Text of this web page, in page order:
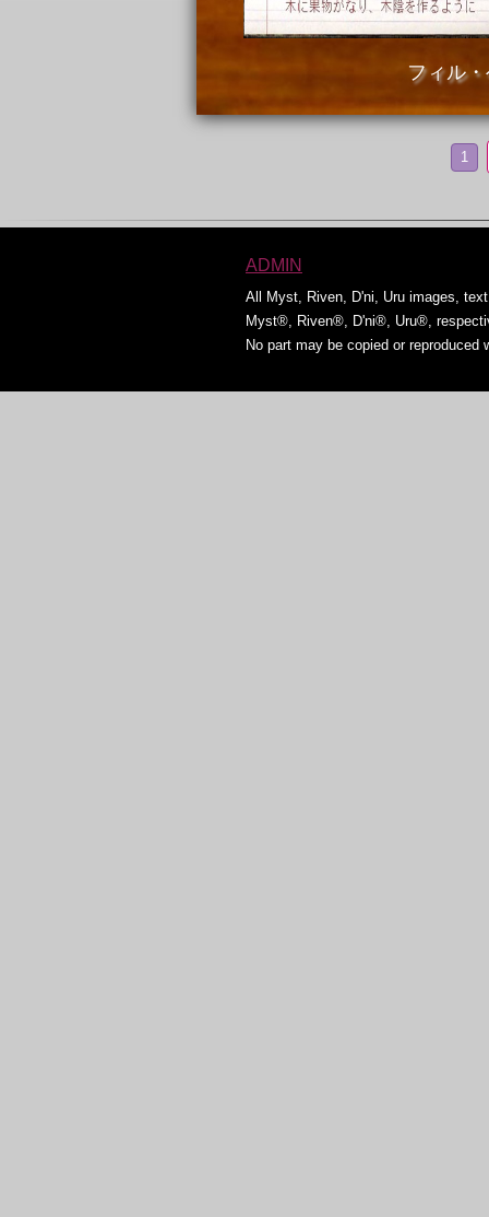
フィル
1
ADMIN
All Myst, Riven, D'ni, Uru images,
Myst®, Riven®, D'ni®, Uru®,
No part may be copied or